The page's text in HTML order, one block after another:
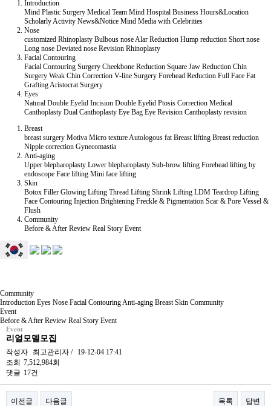
Introduction
Mind Plastic Surgery Medical Team Mind Hospital Business Hours&Location
Scholarly Activity News&Notice Mind Media with Celebrities
Nose
customized Rhinoplasty Bulbous noseAlar Reduction Hump reduction Short nose
Long nose Deviated nose Revision Rhinoplasty
Facial Contouring
Facial Contouring Surgery Cheekbone Reduction Square Jaw Reduction Chin
Surgery Weak Chin Correction V-line Surgery Forehead Reduction Full Face Fat
GraftingAristocrat Surgery
Eyes
Natural Double Eyelid Incision Double Eyelid Ptosis Correction Medical
Canthoplasty Dual Canthoplasty Eye Bag Eye Revision Canthoplasty revision
Breast
breast surgery Motiva Micro textureAutologous fat Breast lifting Breast reduction
Nipple correction Gynecomastia
Anti-aging
Upper blepharoplasty Lower blepharoplasty Sub-brow lifting Forehead lifting by
endoscope Face lifting Mini face lifting
Skin
Botox Filler Glowing Lifting Thread Lifting Shrink Lifting LDM Teardrop Lifting
Face Contouring Injection Brightening Freckle & Pigmentation Scar & Pore Vessel &
Flush
Community
Before & After Review Real Story Event
Community
Introduction Eyes Nose Facial ContouringAnti-aging Breast Skin Community
Event
Before & After Review Real Story Event
Event
리얼모델모집
작성자 최고관리자 / 19-12-04 17:41
조회 7,512,984회
댓글 17건
이전글 다음글 목록 답변